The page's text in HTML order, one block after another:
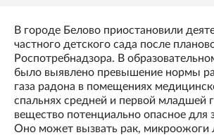
В городе Белово приостановили
частного детского сада после
Роспотребнадзора. В
было выявлено превышение нормы
газа радона в помещениях
спальнях средней и первой младшей
вещество потенциально опасное для
Оно может вызвать рак, микроожоги